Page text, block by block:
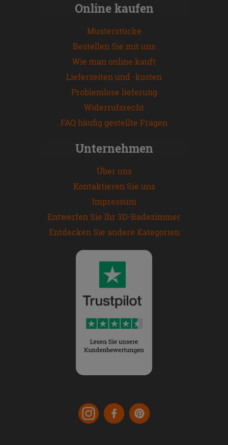
Online kaufen
Musterstücke
Bestellen Sie mit uns
Wie man online kauft
Lieferzeiten und -kosten
Problemlose lieferung
Widerrufsrecht
FAQ häufig gestellte Fragen
Unternehmen
Über uns
Kontaktieren Sie uns
Impressum
Entwerfen Sie Ihr 3D-Badezimmer
Entdecken Sie andere Kategorien